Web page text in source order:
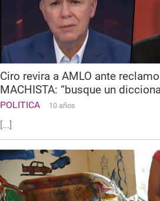
Ciro revira a AMLO ante
MACHISTA: “busque un
POLITICA 10 años
[...]